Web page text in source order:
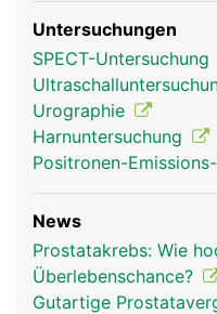
Untersuchungen
SPECT-Untersuchung
Urographie
Harnuntersuchung
Positronen-
News
Prostatakrebs: Wie
Überlebenschance?
Gutartige